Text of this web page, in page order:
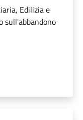
Edilizia e
sull'abbandono